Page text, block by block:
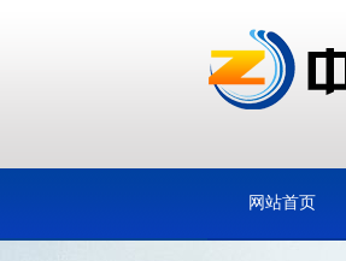
网站首页